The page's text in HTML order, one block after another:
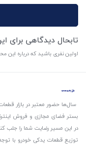
تابحال دیدگاهی
اولین نفری باشید که درباره
سال‌ها حضور معتبر در بازار
بستر فضای مجازی و فروش
در این مسیر رضایت شما را جلب
توزیع قطعات یدکی خودرو با